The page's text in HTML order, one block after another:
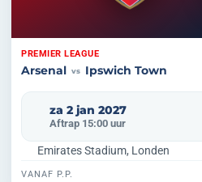
PREMIER LEAGUE
Arsenal vs Ipswich Town
za 2 jan 2027
Aftrap 15:00 uur
Emirates Stadium, Londen
VANAF P.P.